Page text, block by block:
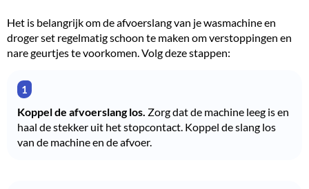
Het is belangrijk om de afvoerslang van je wasmachine en
droger set regelmatig schoon te maken om verstoppingen en
nare geurtjes te voorkomen. Volg deze stappen:
Koppel de afvoerslang los. Zorg dat de machine leeg is en
haal de stekker uit het stopcontact. Koppel de slang los
van de machine en de afvoer.